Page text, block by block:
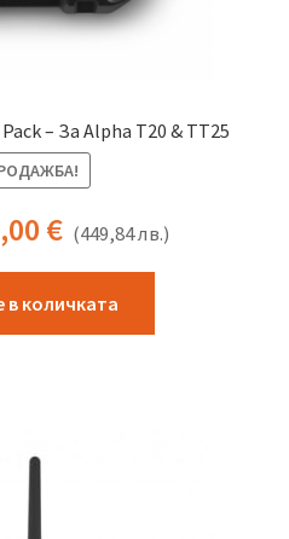
– За Alpha T20 & TT25
€ (449,84лв.)
в количката